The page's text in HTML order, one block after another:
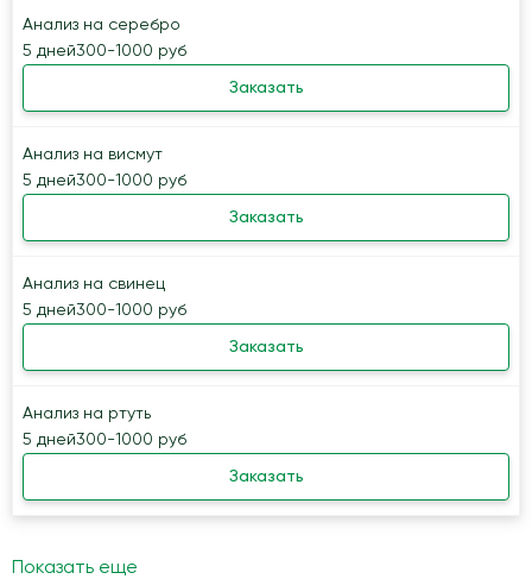
Анализ на серебро
5 дней300-1000 руб
Заказать
Анализ на висмут
5 дней300-1000 руб
Заказать
Анализ на свинец
5 дней300-1000 руб
Заказать
Анализ на ртуть
5 дней300-1000 руб
Заказать
Показать еще